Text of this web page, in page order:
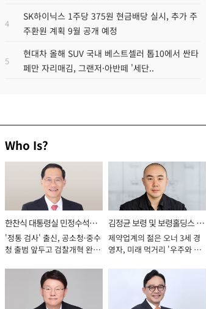
4
SK하이닉스 1주당 375원 현금배당 실시, 추가 주
주환원 계획 9월 공개 예정
5
현대차 올해 SUV 국내 베스트셀러 톱10에서 싼타
페만 자리매김, 그랜저·아반떼 '세단..
Who Is?
한찬식 대통령실 민정수석비
서관
'정통 검사' 출신, 공소청·중수
청 출범 앞두고 검찰개혁 완수
김정균 보령 및 보령홀딩스 대
표이사 사장
제약업계의 젊은 오너 3세 경
영자, 미래 먹거리 '우주와 헬